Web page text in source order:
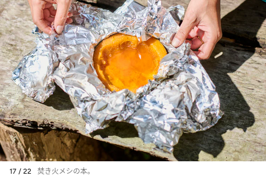
17 / 22 焚き火メシの本。